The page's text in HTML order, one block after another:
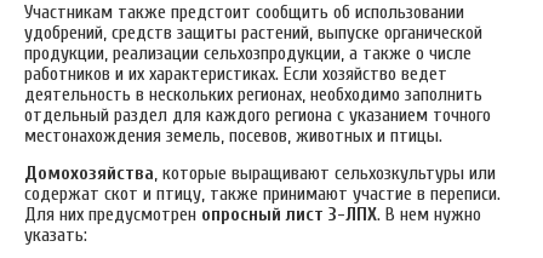
Участникам также предстоит сообщить об использовании
удобрений, средств защиты растений, выпуске органической
продукции, реализации сельхозпродукции, а также о числе
работников и их характеристиках. Если хозяйство ведет
деятельность в нескольких регионах, необходимо заполнить
отдельный раздел для каждого региона с указанием точного
местонахождения земель, посевов, животных и птицы.
Домохозяйства, которые выращивают сельхозкультуры или
содержат скот и птицу, также принимают участие в переписи.
Для них предусмотрен опросный лист 3-ЛПХ. В нем нужно
указать: